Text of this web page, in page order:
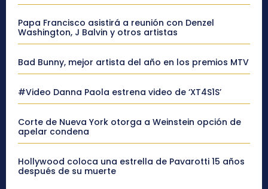
Papa Francisco asistirá a reunión con Denzel
Washington, J Balvin y otros artistas
Bad Bunny, mejor artista del año en los premios MTV
#Video Danna Paola estrena video de ‘XT4S1S’
Corte de Nueva York otorga a Weinstein opción de
apelar condena
Hollywood coloca una estrella de Pavarotti 15 años
después de su muerte